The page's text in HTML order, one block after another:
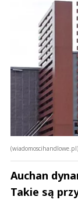
(wiadomoscihandlowe.pl)
Auchan
Takie są